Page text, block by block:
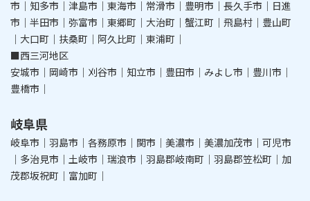
市｜知多市｜津島市｜東海市｜常滑市｜豊明市｜長久手市｜日進
市｜半田市｜弥富市｜東郷町｜大治町｜蟹江町｜飛島村｜豊山町
｜大口町｜扶桑町｜阿久比町｜東浦町｜
■西三河地区
安城市｜岡崎市｜刈谷市｜知立市｜豊田市｜みよし市｜豊川市｜
豊橋市｜
岐阜県
岐阜市｜羽島市｜各務原市｜関市｜美濃市｜美濃加茂市｜可児市
｜多治見市｜土岐市｜瑞浪市｜羽島郡岐南町｜羽島郡笠松町｜加
茂郡坂祝町｜富加町｜